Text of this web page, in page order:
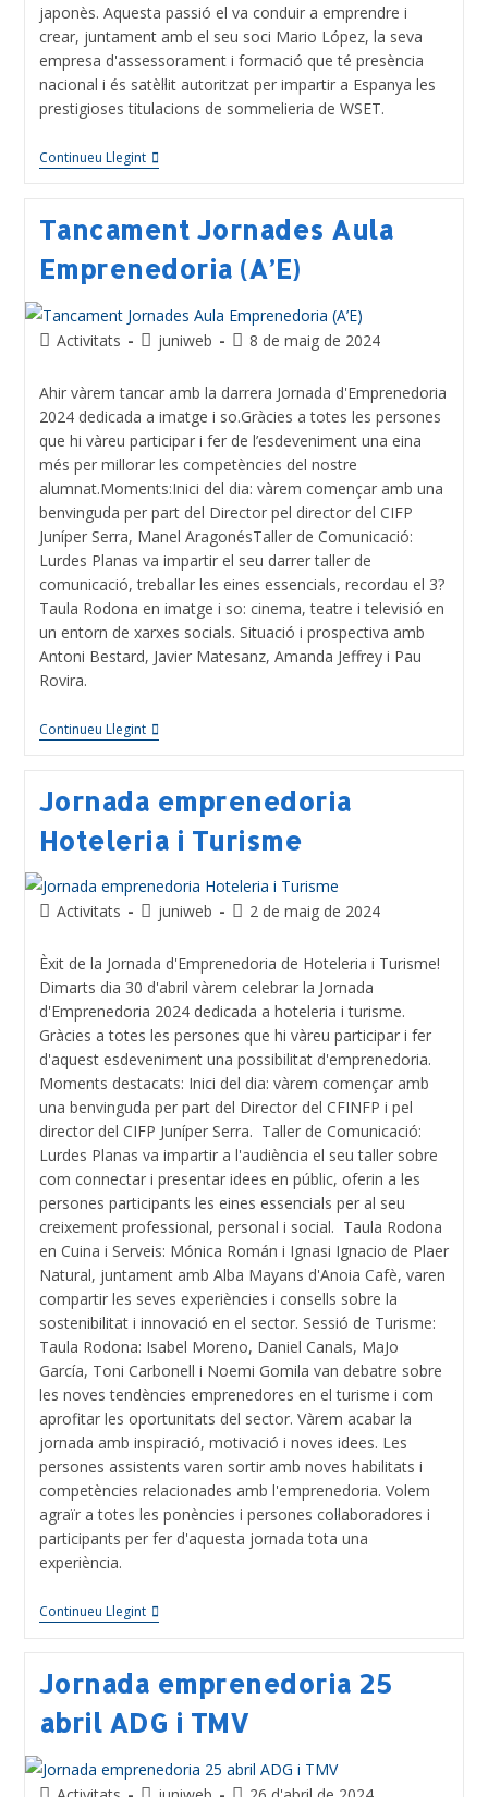
japonès. Aquesta passió el va conduir a emprendre i
crear, juntament amb el seu soci Mario López, la seva
empresa d'assessorament i formació que té presència
nacional i és satèl·lit autoritzat per impartir a Espanya les
prestigioses titulacions de sommelieria de WSET.
Continueu Llegint
Tancament Jornades Aula
Emprenedoria (A’E)
Activitats juniweb 8 de maig de 2024
Ahir vàrem tancar amb la darrera Jornada d'Emprenedoria
2024 dedicada a imatge i so.Gràcies a totes les persones
que hi vàreu participar i fer de l’esdeveniment una eina
més per millorar les competències del nostre
alumnat.Moments:Inici del dia: vàrem començar amb una
benvinguda per part del Director pel director del CIFP
Juníper Serra, Manel AragonésTaller de Comunicació:
Lurdes Planas va impartir el seu darrer taller de
comunicació, treballar les eines essencials, recordau el 3?
Taula Rodona en imatge i so: cinema, teatre i televisió en
un entorn de xarxes socials. Situació i prospectiva amb
Antoni Bestard, Javier Matesanz, Amanda Jeffrey i Pau
Rovira.
Continueu Llegint
Jornada emprenedoria
Hoteleria i Turisme
Activitats juniweb 2 de maig de 2024
Èxit de la Jornada d'Emprenedoria de Hoteleria i Turisme!
Dimarts dia 30 d'abril vàrem celebrar la Jornada
d'Emprenedoria 2024 dedicada a hoteleria i turisme.
Gràcies a totes les persones que hi vàreu participar i fer
d'aquest esdeveniment una possibilitat d'emprenedoria.
Moments destacats: Inici del dia: vàrem començar amb
una benvinguda per part del Director del CFINFP i pel
director del CIFP Juníper Serra. Taller de Comunicació:
Lurdes Planas va impartir a l'audiència el seu taller sobre
com connectar i presentar idees en públic, oferin a les
persones participants les eines essencials per al seu
creixement professional, personal i social. Taula Rodona
en Cuina i Serveis: Mónica Román i Ignasi Ignacio de Plaer
Natural, juntament amb Alba Mayans d'Anoia Cafè, varen
compartir les seves experiències i consells sobre la
sostenibilitat i innovació en el sector. Sessió de Turisme:
Taula Rodona: Isabel Moreno, Daniel Canals, MaJo
García, Toni Carbonell i Noemi Gomila van debatre sobre
les noves tendències emprenedores en el turisme i com
aprofitar les oportunitats del sector. Vàrem acabar la
jornada amb inspiració, motivació i noves idees. Les
persones assistents varen sortir amb noves habilitats i
competències relacionades amb l'emprenedoria. Volem
agraïr a totes les ponències i persones col·laboradores i
participants per fer d'aquesta jornada tota una
experiència.
Continueu Llegint
Jornada emprenedoria 25
abril ADG i TMV